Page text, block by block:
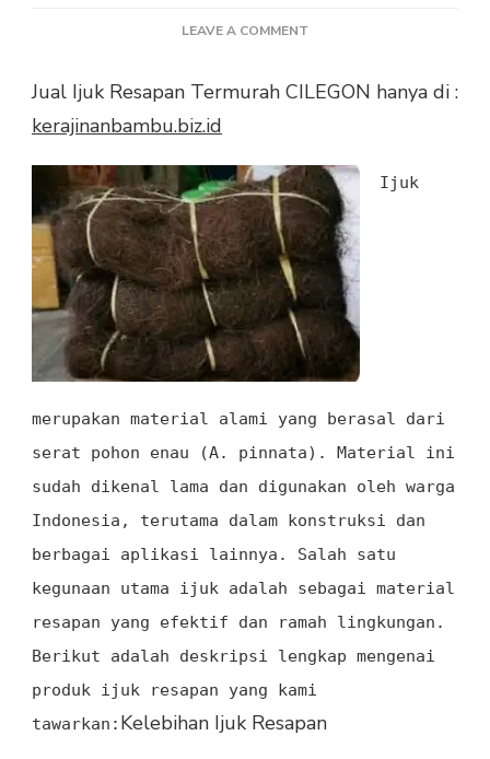
LEAVE A COMMENT
RESAPAN
Jual Ijuk Resapan Termurah CILEGON hanya di :
kerajinanbambu.biz.id
Ijuk
merupakan material alami yang berasal dari
serat pohon enau (A. pinnata). Material ini
sudah dikenal lama dan digunakan oleh warga
Indonesia, terutama dalam konstruksi dan
berbagai aplikasi lainnya. Salah satu
kegunaan utama ijuk adalah sebagai material
resapan yang efektif dan ramah lingkungan.
Berikut adalah deskripsi lengkap mengenai
produk ijuk resapan yang kami
tawarkan: Kelebihan Ijuk Resapan